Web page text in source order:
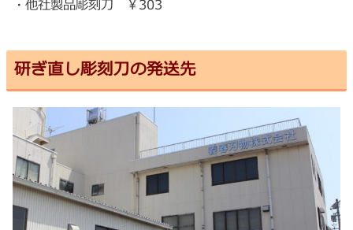
・他社製品彫刻刀 ￥303
研ぎ直し彫刻刀の発送先